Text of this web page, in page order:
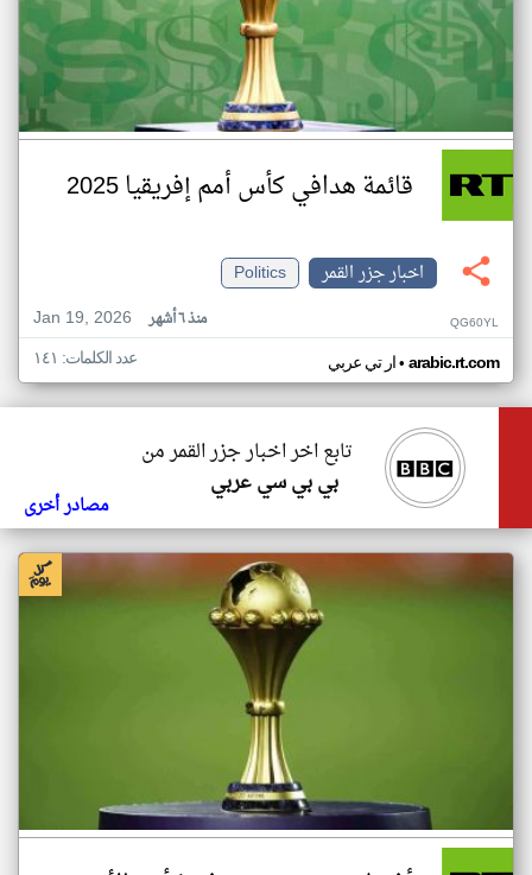
قائمة هدافي كأس أمم إفريقيا 2025
اخبار جزر القمر
Politics
Jan 19, 2026
منذ ٦ أشهر QG60YL
ار تي عربي• arabic.rt.com عدد الكلمات: ١٤١
تابع اخر اخبار جزر القمر من
بي بي سي عربي
مصادر أخرى